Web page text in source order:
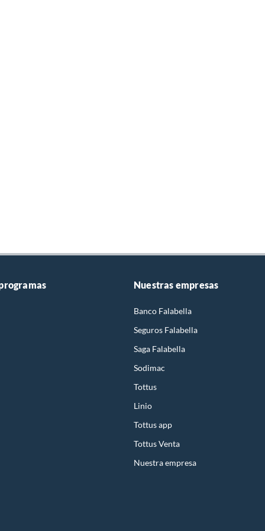
Nuestras empresas
Banco Falabella
Seguros Falabella
Saga Falabella
Sodimac
Tottus
Linio
Tottus app
Tottus Venta
Nuestra empresa